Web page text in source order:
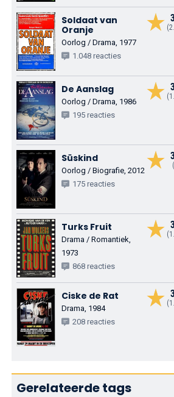
Ada Bouwman
Tinka
Lineke
Judith
Soldaat van
Oranje
Oorlog / Drama, 1977
1.048 reacties
De Aanslag
Oorlog / Drama, 1986
195 reacties
Süskind
Oorlog / Biografie, 2012
175 reacties
Turks Fruit
Drama / Romantiek,
1973
868 reacties
Ciske de Rat
Drama, 1984
208 reacties
Gerelateerde tags